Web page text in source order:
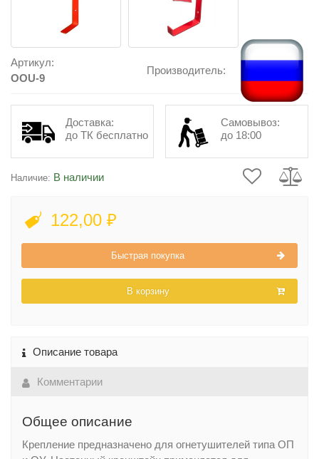
Артикул:
OOU-9
Производитель:
Доставка:
до ТК бесплатно
Самовывоз:
до 18:00
Наличие: В наличии
122,00 ₽
Быстрая покупка
В корзину
Описание товара
Комментарии
Общее описание
Крепление предназначено для огнетушителей типа ОП